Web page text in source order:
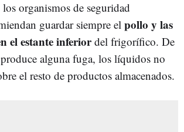
organismos de seguridad
guardar siempre el pollo y las
el estante inferiordel frigorífico. De
alguna fuga, los líquidos no
el resto de productos almacenados.